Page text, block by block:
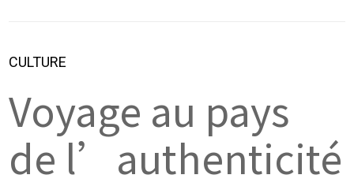
CULTURE
Voyage au pays
de l’authenticité